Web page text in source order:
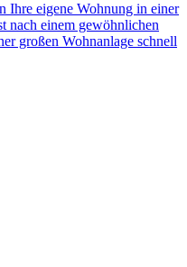
Ihre eigene Wohnung in einer
nach einem gewöhnlichen
großen Wohnanlage schnell